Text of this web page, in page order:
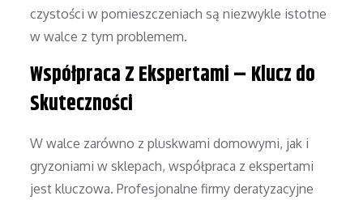
czystości w pomieszczeniach są niezwykle istotne
w walce z tym problemem.
Współpraca Z Ekspertami – Klucz do
Skuteczności
W walce zarówno z pluskwami domowymi, jak i
gryzoniami w sklepach, współpraca z ekspertami
jest kluczowa. Profesjonalne firmy deratyzacyjne